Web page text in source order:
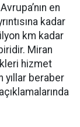
en
kadar
km kadar
Miran
hizmet
yıllar beraber